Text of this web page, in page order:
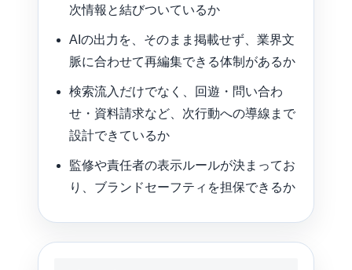
次情報と結びついているか
AIの出力を、そのまま掲載せず、業界文
脈に合わせて再編集できる体制があるか
検索流入だけでなく、回遊・問い合わ
せ・資料請求など、次行動への導線まで
設計できているか
監修や責任者の表示ルールが決まってお
り、ブランドセーフティを担保できるか